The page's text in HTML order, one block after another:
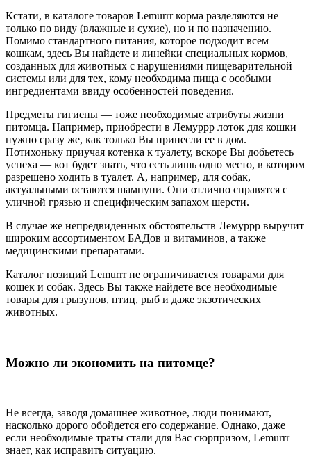
Кстати, в каталоге товаров Lemurrr корма разделяются не
только по виду (влажные и сухие), но и по назначению.
Помимо стандартного питания, которое подходит всем
кошкам, здесь Вы найдете и линейки специальных кормов,
созданных для животных с нарушениями пищеварительной
системы или для тех, кому необходима пища с особыми
ингредиентами ввиду особенностей поведения.
Предметы гигиены — тоже необходимые атрибуты жизни
питомца. Например, приобрести в Лемуррр лоток для кошки
нужно сразу же, как только Вы принесли ее в дом.
Потихоньку приучая котенка к туалету, вскоре Вы добьетесь
успеха — кот будет знать, что есть лишь одно место, в котором
разрешено ходить в туалет. А, например, для собак,
актуальными остаются шампуни. Они отлично справятся с
уличной грязью и специфическим запахом шерсти.
В случае же непредвиденных обстоятельств Лемуррр выручит
широким ассортиментом БАДов и витаминов, а также
медицинскими препаратами.
Каталог позиций Lemurrr не ограничивается товарами для
кошек и собак. Здесь Вы также найдете все необходимые
товары для грызунов, птиц, рыб и даже экзотических
животных.
Можно ли экономить на питомце?
Не всегда, заводя домашнее животное, люди понимают,
насколько дорого обойдется его содержание. Однако, даже
если необходимые траты стали для Вас сюрпризом, Lemurrr
знает, как исправить ситуацию.